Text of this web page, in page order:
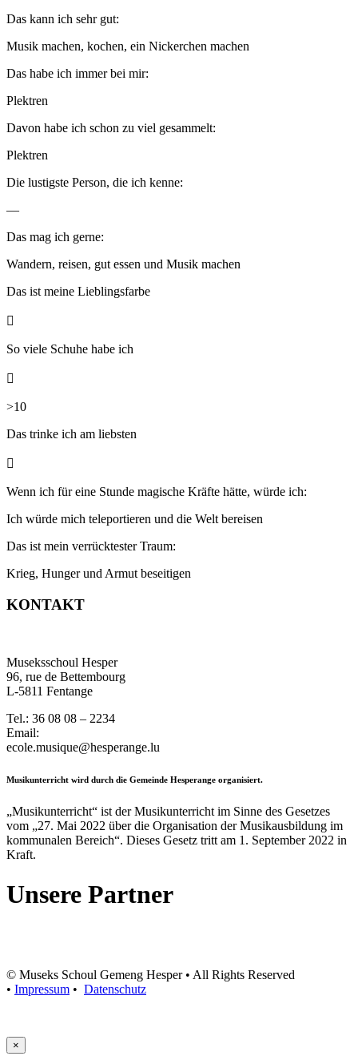
Das kann ich sehr gut:
Musik machen, kochen, ein Nickerchen machen
Das habe ich immer bei mir:
Plektren
Davon habe ich schon zu viel gesammelt:
Plektren
Die lustigste Person, die ich kenne:
—
Das mag ich gerne:
Wandern, reisen, gut essen und Musik machen
Das ist meine Lieblingsfarbe

So viele Schuhe habe ich

>10
Das trinke ich am liebsten

Wenn ich für eine Stunde magische Kräfte hätte, würde ich:
Ich würde mich teleportieren und die Welt bereisen
Das ist mein verrücktester Traum:
Krieg, Hunger und Armut beseitigen
KONTAKT
Museksschoul Hesper
96, rue de Bettembourg
L-5811 Fentange
Tel.: 36 08 08 – 2234
Email:
ecole.musique@hesperange.lu
Musikunterricht wird durch die Gemeinde Hesperange organisiert.
„Musikunterricht“ ist der Musikunterricht im Sinne des Gesetzes
vom „27. Mai 2022 über die Organisation der Musikausbildung im
kommunalen Bereich“. Dieses Gesetz tritt am 1. September 2022 in
Kraft.
Unsere Partner
© Museks Schoul Gemeng Hesper • All Rights Reserved
• Impressum • Datenschutz
×